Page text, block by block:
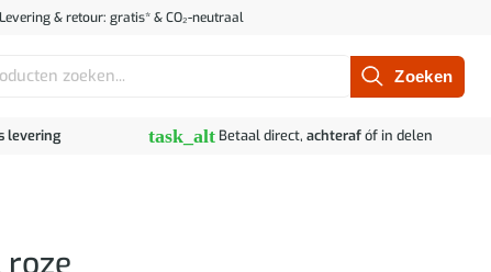
Levering & retour: gratis* & CO₂-neutraal
levering task_alt Betaal direct, achterafóf in delen